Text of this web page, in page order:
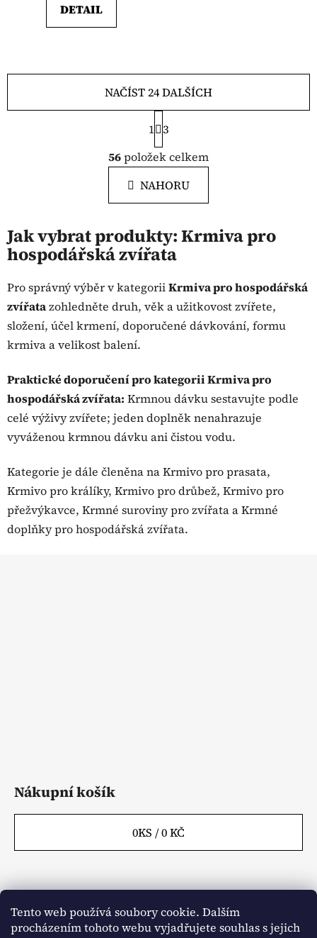
Tento web používá soubory cookie. Dalším
procházením tohoto webu vyjadřujete souhlas s jejich
DETAIL
O
v
l
á
d
c
í
r
v
k
y
p
i
u
NAČÍST 24 DALŠÍCH
S
t
r
á
n
k
n
í
1 3
56položek celkem
NAHORU
Jak vybrat produkty: Krmiva pro
hospodářská zvířata
Pro správný výběr v kategoriiKrmiva pro hospodářská
zvířatazohledněte druh, věk a užitkovost zvířete,
složení, účel krmení, doporučené dávkování, formu
krmiva a velikost balení.
Praktické doporučení pro kategorii Krmiva pro
hospodářská zvířata: Krmnou dávku sestavujte podle
celé výživy zvířete; jeden doplněk nenahrazuje
vyváženou krmnou dávku ani čistou vodu.
Kategorie je dále členěna na Krmivo pro prasata,
Krmivo pro králíky, Krmivo pro drůbež, Krmivo pro
přežvýkavce, Krmné suroviny pro zvířata a Krmné
doplňky pro hospodářská zvířata.
Nákupní košík
0KS /0 KČ
Webové stránky
Kontakty